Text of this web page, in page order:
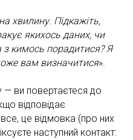
хвилину. Підкажіть,
якихось даних, чи
з кимось порадитися? Я
вам визначитися».
— ви повертаєтеся до
відповідає
це відмовка (про них
наступний контакт: